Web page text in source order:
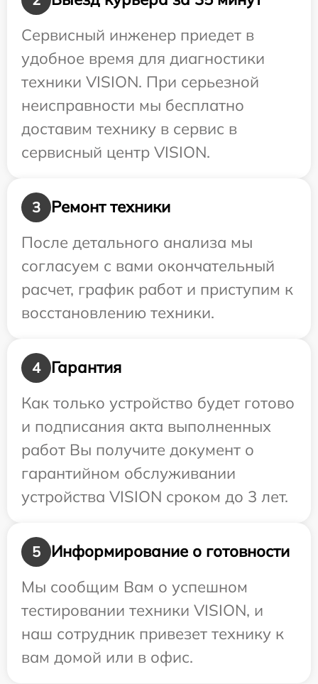
Сервисный инженер приедет в
удобное время для диагностики
техники VISION. При серьезной
неисправности мы бесплатно
доставим технику в сервис в
сервисный центр VISION.
3
Ремонт техники
После детального анализа мы
согласуем с вами окончательный
расчет, график работ и приступим к
восстановлению техники.
4
Гарантия
Как только устройство будет готово
и подписания акта выполненных
работ Вы получите документ о
гарантийном обслуживании
устройства VISION сроком до 3 лет.
5
Информирование о готовности
Мы сообщим Вам о успешном
тестировании техники VISION, и
наш сотрудник привезет технику к
вам домой или в офис.